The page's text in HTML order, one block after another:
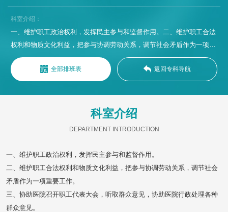
科室介绍：
一、维护职工政治权利，发挥民主参与和监督作用。二、维护职工合法
权利和物质文化利益，把参与协调劳动关系，调节社会矛盾作为一项重
要工作。三、协助医院召开职工代表大会，听取群众意见，协助医院行
政处理各种群众意见。四、接受医院员工的申诉，认真调查、核实，并
提出相应处理意见。五、调解职工之间以及职工家属内部矛盾，保持安
定团结，促进工作。
全部排班表 返回专科导航
科室介绍
DEPARTMENT INTRODUCTION
一、维护职工政治权利，发挥民主参与和监督作用。
二、维护职工合法权利和物质文化利益，把参与协调劳动关系，调节社会
矛盾作为一项重要工作。
三、协助医院召开职工代表大会，听取群众意见，协助医院行政处理各种
群众意见。